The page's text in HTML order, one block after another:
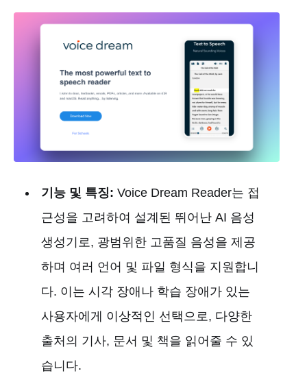
기능 및 특징: Voice Dream Reader는 접
근성을 고려하여 설계된 뛰어난 AI 음성
생성기로, 광범위한 고품질 음성을 제공
하며 여러 언어 및 파일 형식을 지원합니
다. 이는 시각 장애나 학습 장애가 있는
사용자에게 이상적인 선택으로, 다양한
출처의 기사, 문서 및 책을 읽어줄 수 있
습니다.